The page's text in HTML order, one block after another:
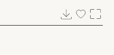
Pobierz
Dodaj